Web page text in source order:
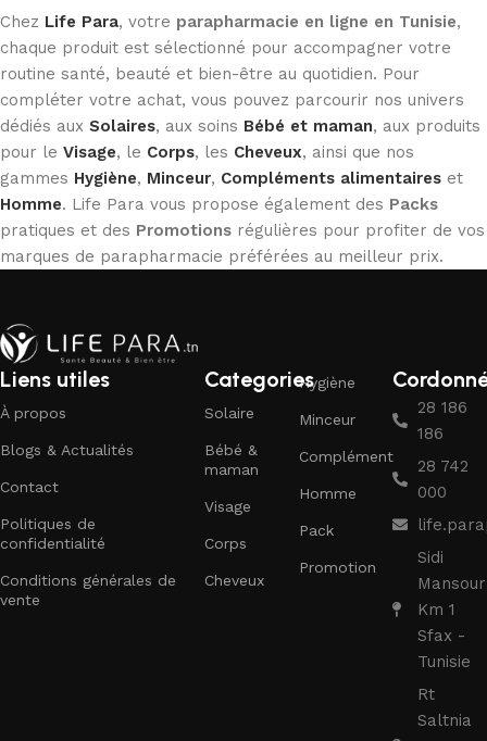
Chez Life Para, votre parapharmacie en ligne en Tunisie,
chaque produit est sélectionné pour accompagner votre
routine santé, beauté et bien-être au quotidien. Pour
compléter votre achat, vous pouvez parcourir nos univers
dédiés aux Solaires, aux soins Bébé et maman, aux produits
pour le Visage, le Corps, les Cheveux, ainsi que nos
gammes Hygiène, Minceur, Compléments alimentaires et
Homme. Life Para vous propose également des Packs
pratiques et des Promotions régulières pour profiter de vos
marques de parapharmacie préférées au meilleur prix.
Liens utiles
À propos
Blogs & Actualités
Contact
Politiques de
confidentialité
Conditions générales de
vente
Categories
Solaire
Bébé &
maman
Visage
Corps
Cheveux
Hygiène
Minceur
Complément
Homme
Pack
Promotion
28 186
186
28 742
000
Sidi
Mansour
Km 1
Sfax -
Tunisie
Rt
Saltnia